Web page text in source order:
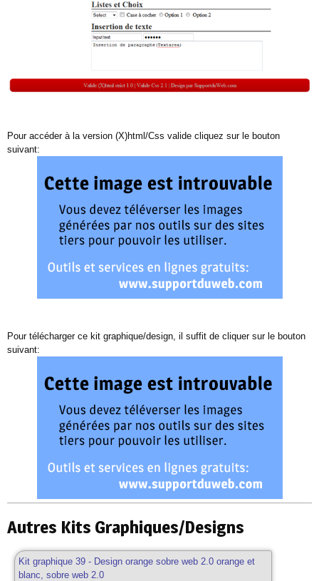
Pour accéder à la version (X)html/Css valide cliquez sur le bouton
suivant:
Pour télécharger ce kit graphique/design, il suffit de cliquer sur le bouton
suivant:
Autres Kits Graphiques/Designs
Kit graphique 39 - Design orange sobre web 2.0 orange et
blanc, sobre web 2.0